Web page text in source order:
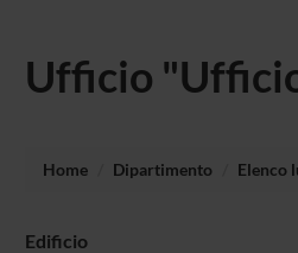
Ufficio
Home Dipartimento Elenco
Edificio